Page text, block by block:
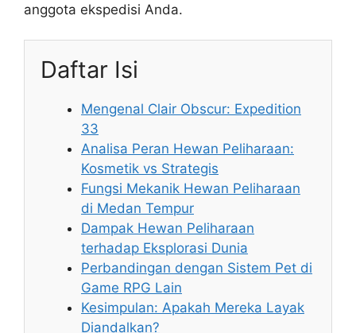
anggota ekspedisi Anda.
Daftar Isi
Mengenal Clair Obscur: Expedition
33
Analisa Peran Hewan Peliharaan:
Kosmetik vs Strategis
Fungsi Mekanik Hewan Peliharaan
di Medan Tempur
Dampak Hewan Peliharaan
terhadap Eksplorasi Dunia
Perbandingan dengan Sistem Pet di
Game RPG Lain
Kesimpulan: Apakah Mereka Layak
Diandalkan?